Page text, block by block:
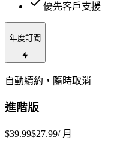
優先客戶支援
年度訂閱
自動續約，隨時取消
進階版
$39.99$27.99/ 月